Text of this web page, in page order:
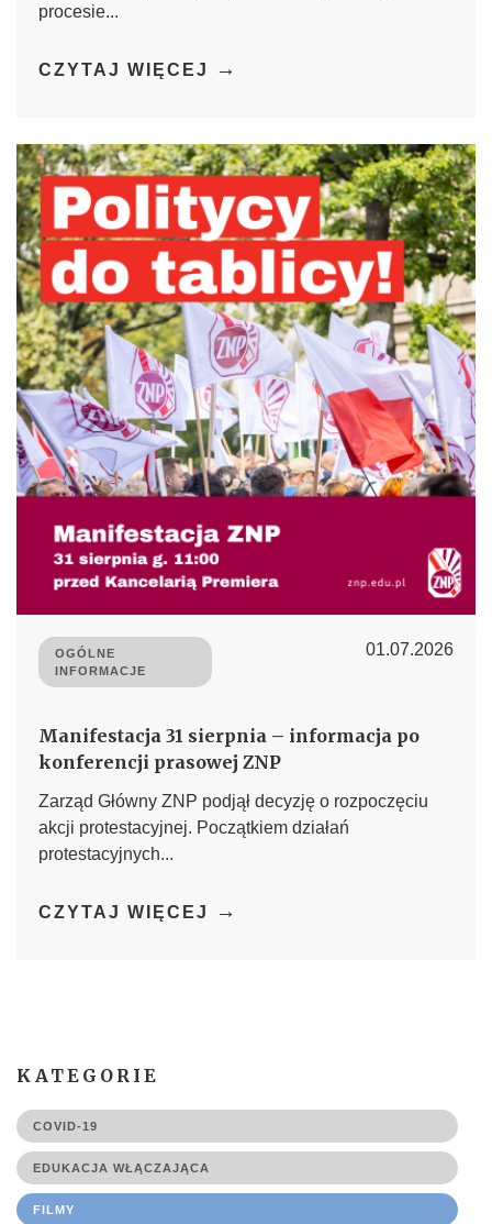
procesie...
CZYTAJ WIĘCEJ →
OGÓLNE
INFORMACJE
01.07.2026
Manifestacja 31 sierpnia – informacja po
konferencji prasowej ZNP
Zarząd Główny ZNP podjął decyzję o rozpoczęciu
akcji protestacyjnej. Początkiem działań
protestacyjnych...
CZYTAJ WIĘCEJ →
KATEGORIE
COVID-19
EDUKACJA WŁĄCZAJĄCA
FILMY